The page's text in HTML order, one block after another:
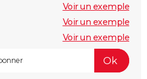
Voir un exemple
Voir un exemple
Voir un exemple